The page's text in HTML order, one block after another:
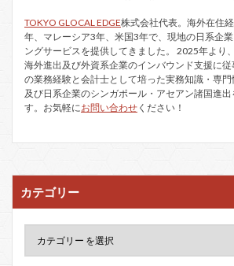
TOKYO GLOCAL EDGE株式会社代表。海外在住
年、マレーシア3年、米国3年で、現地の日系企
ングサービスを提供してきました。 2025年より
海外進出及び外資系企業のインバウンド支援に
の業務経験と会計士として培った実務知識・専
及び日系企業のシンガポール・アセアン諸国進出
す。お気軽にお問い合わせ ください！
カテゴリー